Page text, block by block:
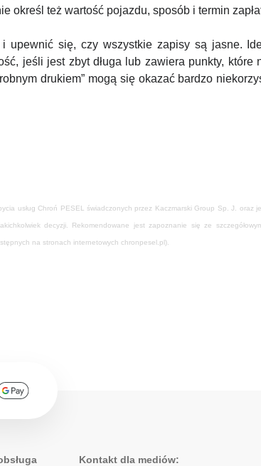
określ też wartość pojazdu, sposób i termin
upewnić się, czy wszystkie zapisy są jasne.
jeśli jest zbyt długa lub zawiera punkty,
drukiem” mogą się okazać bardzo
usług Chroń PESEL świadczonych przez Kaczmarski Group Sp. J.
decyzji. Rekomendowane jest zapoznanie się ze
na stronach internetowych chronpesel.pl).
Kontakt dla mediów: